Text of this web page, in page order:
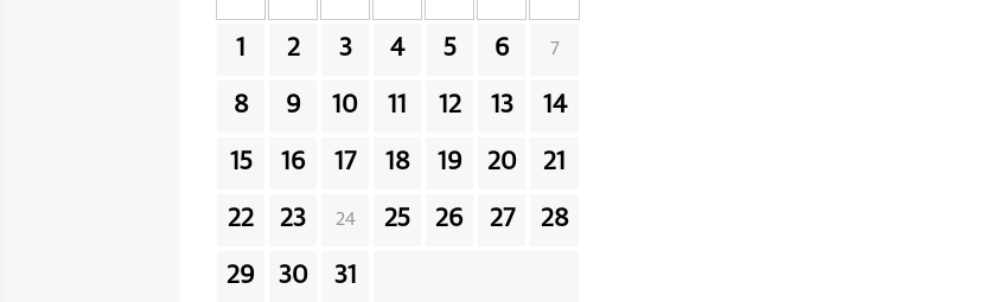
1 2 3 4 5 6 7
8 9 10 11 12 13 14
15 16 17 18 19 20 21
22 23 24 25 26 27 28
29 30 31